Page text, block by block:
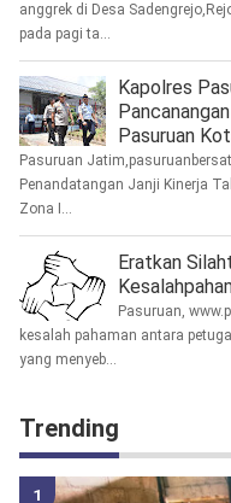
anggrek di Desa
pada pagi ta...
Kapolres
Pasuruan
Pasuruan
Penandatangan Janji Kinerja
Zona I...
Eratkan
Pasuruan,
kesalah pahaman antara
yang menyeb...
Trending